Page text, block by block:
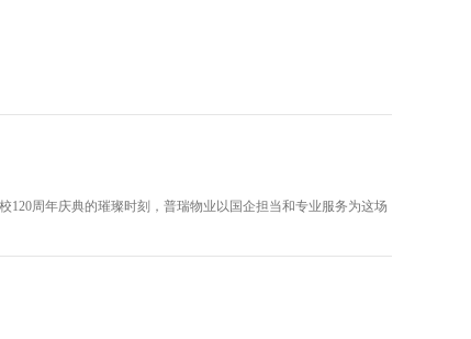
周年庆典的璀璨时刻，普瑞物业以国企担当和专业服务为这场